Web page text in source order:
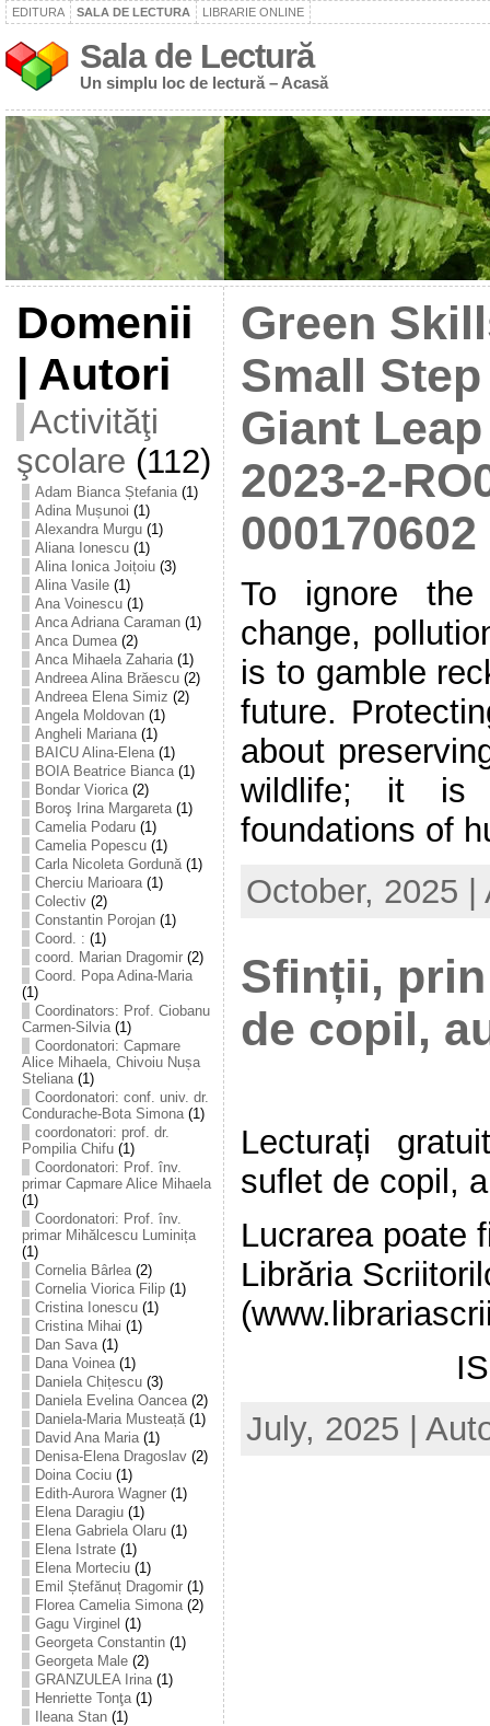
EDITURA SALA DE LECTURA LIBRARIE ONLINE
Sala de Lectură
Un simplu loc de lectură – Acasă
Domenii
| Autori
Activităţi
şcolare (112)
Adam Bianca Ștefania(1)
Adina Mușunoi (1)
Alexandra Murgu(1)
Aliana Ionescu(1)
Alina Ionica Joițoiu(3)
Alina Vasile(1)
Ana Voinescu(1)
Anca Adriana Caraman(1)
Anca Dumea(2)
Anca Mihaela Zaharia(1)
Andreea Alina Brăescu(2)
Andreea Elena Simiz (2)
Angela Moldovan(1)
Angheli Mariana(1)
BAICU Alina-Elena(1)
BOIA Beatrice Bianca(1)
Bondar Viorica(2)
Boroş Irina Margareta(1)
Camelia Podaru(1)
Camelia Popescu(1)
Carla Nicoleta Gordună(1)
Cherciu Marioara(1)
Colectiv(2)
Constantin Porojan(1)
Coord. : (1)
coord. Marian Dragomir(2)
Coord. Popa Adina-Maria
(1)
Coordinators: Prof. Ciobanu
Carmen-Silvia(1)
Coordonatori: Capmare
Alice Mihaela, Chivoiu Nușa
Steliana(1)
Coordonatori: conf. univ. dr.
Condurache-Bota Simona(1)
coordonatori: prof. dr.
Pompilia Chifu(1)
Coordonatori: Prof. înv.
primar Capmare Alice Mihaela
(1)
Coordonatori: Prof. înv.
primar Mihălcescu Luminița
(1)
Cornelia Bârlea(2)
Cornelia Viorica Filip(1)
Cristina Ionescu(1)
Cristina Mihai (1)
Dan Sava(1)
Dana Voinea(1)
Daniela Chițescu(3)
Daniela Evelina Oancea(2)
Daniela-Maria Musteață(1)
David Ana Maria(1)
Denisa-Elena Dragoslav(2)
Doina Cociu(1)
Edith-Aurora Wagner(1)
Elena Daragiu(1)
Elena Gabriela Olaru(1)
Elena Istrate(1)
Elena Morteciu(1)
Emil Ștefănuț Dragomir(1)
Florea Camelia Simona(2)
Gagu Virginel (1)
Georgeta Constantin(1)
Georgeta Male(2)
GRANZULEA Irina(1)
Henriette Tonţa(1)
Ileana Stan(1)
Green
Small
Giant
2023-2-
000170602
To ignore the
change,
is to gamble
future.
about
wildlife; it is
foundations of
October, 2025
Sfinții,
de copil,
Lecturați
suflet de copil,
Lucrarea poate
Librăria
July, 2025 |